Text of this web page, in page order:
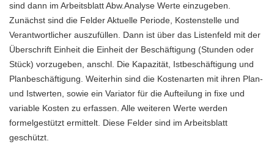
sind dann im Arbeitsblatt Abw.Analyse Werte einzugeben.
Zunächst sind die Felder Aktuelle Periode, Kostenstelle und
Verantwortlicher auszufüllen. Dann ist über das Listenfeld mit der
Überschrift Einheit die Einheit der Beschäftigung (Stunden oder
Stück) vorzugeben, anschl. Die Kapazität, Istbeschäftigung und
Planbeschäftigung. Weiterhin sind die Kostenarten mit ihren Plan-
und Istwerten, sowie ein Variator für die Aufteilung in fixe und
variable Kosten zu erfassen. Alle weiteren Werte werden
formelgestützt ermittelt. Diese Felder sind im Arbeitsblatt
geschützt.